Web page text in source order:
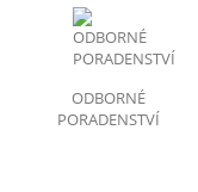
ODBORNÉ
PORADENSTVÍ